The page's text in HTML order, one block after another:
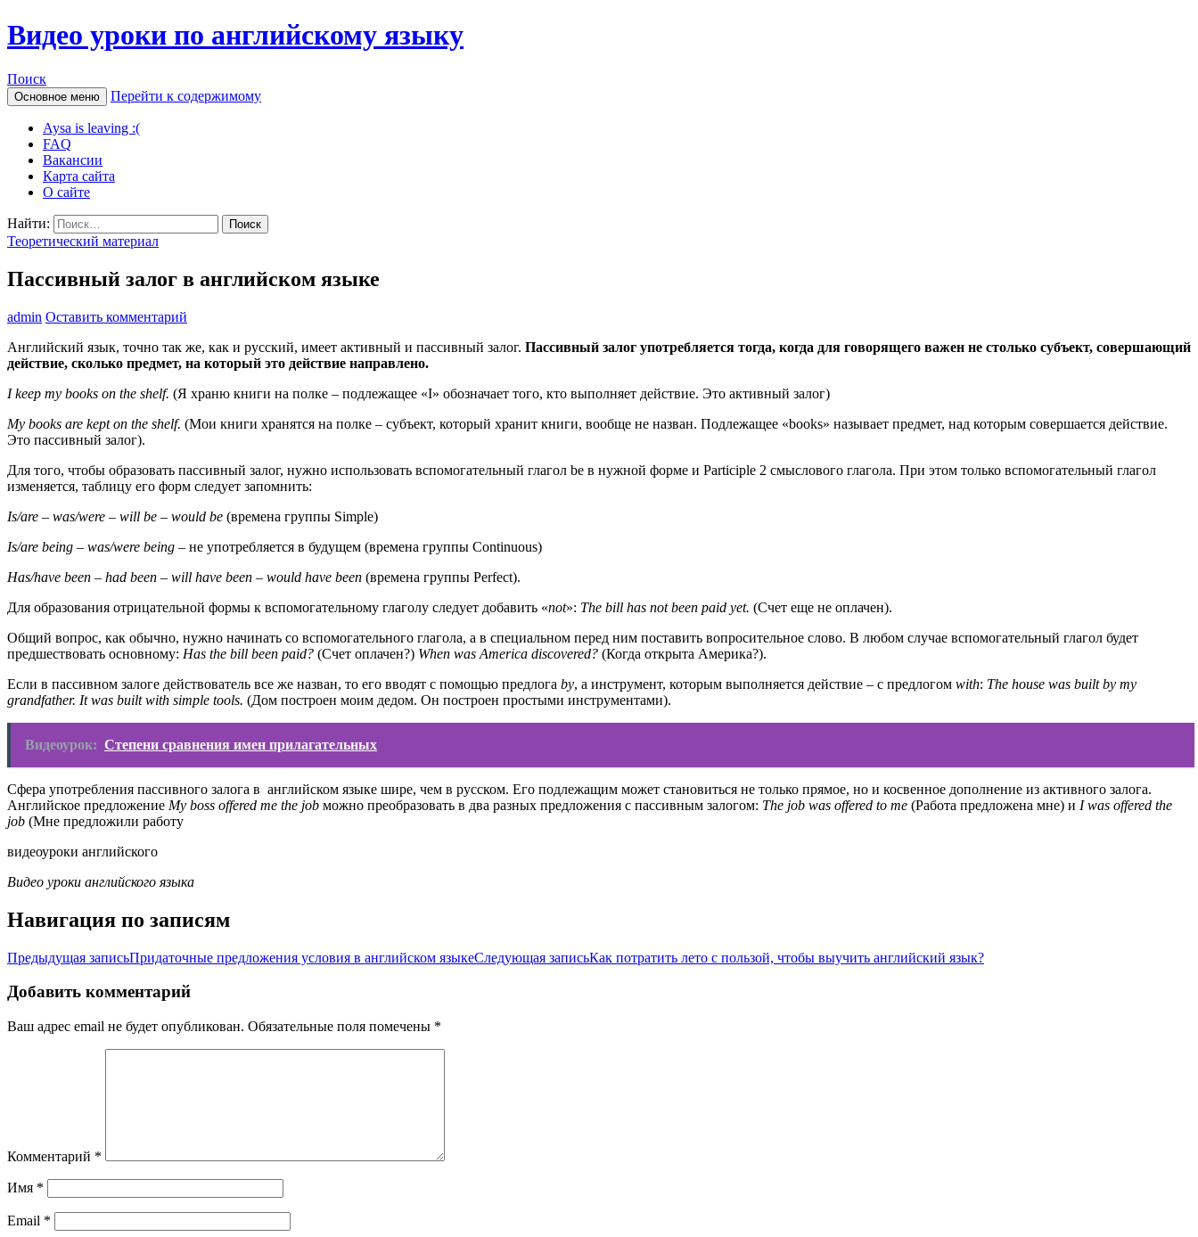
Видео уроки по английскому языку
Поиск
Основное меню Перейти к содержимому
Aysa is leaving :(
FAQ
Вакансии
Карта сайта
О сайте
Найти:
Теоретический материал
Пассивный залог в английском языке
admin Оставить комментарий
Английский язык, точно так же, как и русский, имеет активный и пассивный залог. Пассивный залог употребляется тогда, когда для говорящего важен не столько субъект, совершающий
действие, сколько предмет, на который это действие направлено.
I keep my books on the shelf. (Я храню книги на полке – подлежащее «I» обозначает того, кто выполняет действие. Это активный залог)
My books are kept on the shelf. (Мои книги хранятся на полке – субъект, который хранит книги, вообще не назван. Подлежащее «books» называет предмет, над которым совершается действие.
Это пассивный залог).
Для того, чтобы образовать пассивный залог, нужно использовать вспомогательный глагол be в нужной форме и Participle 2 смыслового глагола. При этом только вспомогательный глагол
изменяется, таблицу его форм следует запомнить:
Is/are – was/were – will be – would be (времена группы Simple)
Is/are being – was/were being – не употребляется в будущем (времена группы Continuous)
Has/have been – had been – will have been – would have been (времена группы Perfect).
Для образования отрицательной формы к вспомогательному глаголу следует добавить «not»: The bill has notbeen paid yet. (Счет еще не оплачен).
Общий вопрос, как обычно, нужно начинать со вспомогательного глагола, а в специальном перед ним поставить вопросительное слово. В любом случае вспомогательный глагол будет
предшествовать основному: Has the bill been paid? (Счет оплачен?) When was America discovered? (Когда открыта Америка?).
Если в пассивном залоге действователь все же назван, то его вводят с помощью предлога by, а инструмент, которым выполняется действие – с предлогом with: The house was built by my
grandfather. It was built with simple tools. (Дом построен моим дедом. Он построен простыми инструментами).
Видеоурок: Степени сравнения имен прилагательных
Сфера употребления пассивного залога в английском языке шире, чем в русском. Его подлежащим может становиться не только прямое, но и косвенное дополнение из активного залога.
Английское предложение My boss offered me the job можно преобразовать в два разных предложения с пассивным залогом: The job was offered to me (Работа предложена мне) и Iwas offered the
job (Мне предложили работу
видеоуроки английского
Видео уроки английского языка
Навигация по записям
Предыдущая записьПридаточные предложения условия в английском языкеСледующая записьКак потратить лето с пользой, чтобы выучить английский язык?
Добавить комментарий
Ваш адрес email не будет опубликован. Обязательные поля помечены *
Комментарий *
Имя *
Email *